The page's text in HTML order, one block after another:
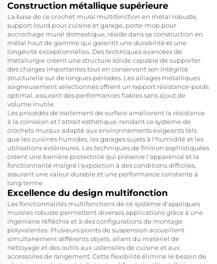
Construction métallique supérieure
La base de ce crochet mural multifonction en métal robuste,
support lourd pour cuisine et garage, porte-mop pour
accrochage mural domestique, réside dans sa construction en
métal haut de gamme qui garantit une durabilité et une
longévité exceptionnelles. Des techniques avancées de
métallurgie créent une structure solide capable de supporter
des charges importantes tout en conservant son intégrité
structurelle sur de longues périodes. Les alliages métalliques
soigneusement sélectionnés offrent un rapport résistance-poids
optimal, assurant des performances fiables sans ajout de
volume inutile.
Les procédés de traitement de surface améliorent la résistance
à la corrosion et l'attrait esthétique, rendant ce système de
crochets muraux adapté aux environnements exigeants tels
que les cuisines humides, les garages sujets à l'humidité et les
utilisations extérieures. Les techniques de finition sophistiquées
créent une barrière protectrice qui préserve l'apparence et la
fonctionnalité malgré l'exposition à des conditions difficiles,
assurant une valeur durable et une performance constante à
long terme.
Excellence du design multifonction
Les fonctionnalités multifonctions de ce système d'appliques
murales robuste permettent diverses applications grâce à une
ingénierie réfléchie et à des configurations de montage
polyvalentes. Plusieurs points de suspension accueillent
simultanément différents objets, allant du matériel de
nettoyage et des outils aux ustensiles de cuisine et aux
accessoires de rangement. Cette flexibilité élimine le besoin de